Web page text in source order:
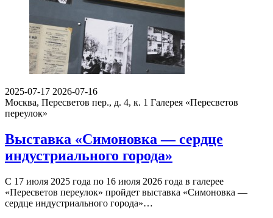
2025-07-17 2026-07-16
Москва, Пересветов пер., д. 4, к. 1 Галерея «Пересветов
переулок»
Выставка «Симоновка — сердце
индустриального города»
С 17 июля 2025 года по 16 июля 2026 года в галерее
«Пересветов переулок» пройдет выставка «Симоновка —
сердце индустриального города»…